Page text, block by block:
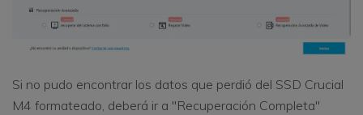
Si no pudo encontrar los datos que perdió del SSD Crucial
M4 formateado, deberá ir a "Recuperación Completa"